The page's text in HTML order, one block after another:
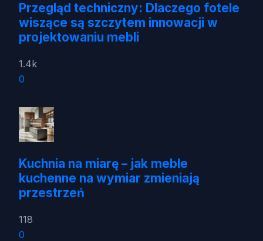
Przegląd techniczny: Dlaczego fotele
wiszące są szczytem innowacji w
projektowaniu mebli
1.4k
0
Kuchnia na miarę – jak meble
kuchenne na wymiar zmieniają
przestrzeń
118
0